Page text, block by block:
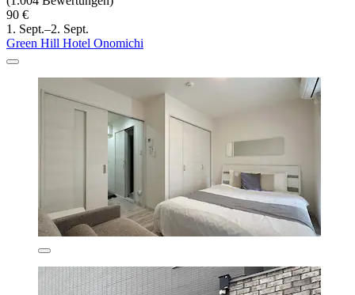
90 €
1. Sept.–2. Sept.
Green Hill Hotel Onomichi